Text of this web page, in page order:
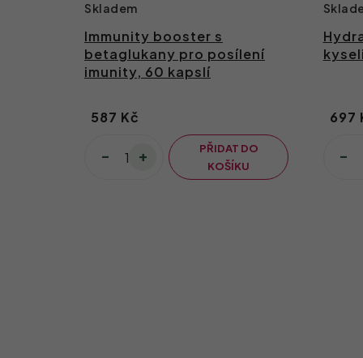
Immunity booster s
betaglukany pro posílení
imunity, 60 kapslí
Skladem
587 Kč
PŘIDAT DO
KOŠÍKU
697